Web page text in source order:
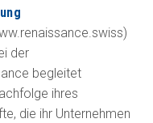
der
begleitet
ihres
die ihr Unternehmen